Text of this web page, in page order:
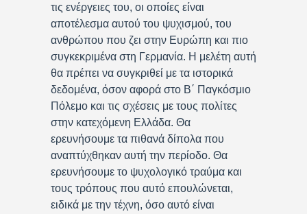
τις ενέργειες του, οι οποίες είναι
αποτέλεσμα αυτού του ψυχισμού, του
ανθρώπου που ζει στην Ευρώπη και πιο
συγκεκριμένα στη Γερμανία. Η μελέτη αυτή
θα πρέπει να συγκριθεί με τα ιστορικά
δεδομένα, όσον αφορά στο Β΄ Παγκόσμιο
Πόλεμο και τις σχέσεις με τους πολίτες
στην κατεχόμενη Ελλάδα. Θα
ερευνήσουμε τα πιθανά δίπολα που
αναπτύχθηκαν αυτή την περίοδο. Θα
ερευνήσουμε το ψυχολογικό τραύμα και
τους τρόπους που αυτό επουλώνεται,
ειδικά με την τέχνη, όσο αυτό είναι